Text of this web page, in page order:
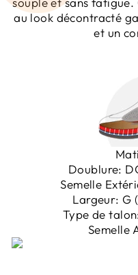
au look décontracté
et un
Doublure:
Semelle
Largeur: G
Type de
Semelle